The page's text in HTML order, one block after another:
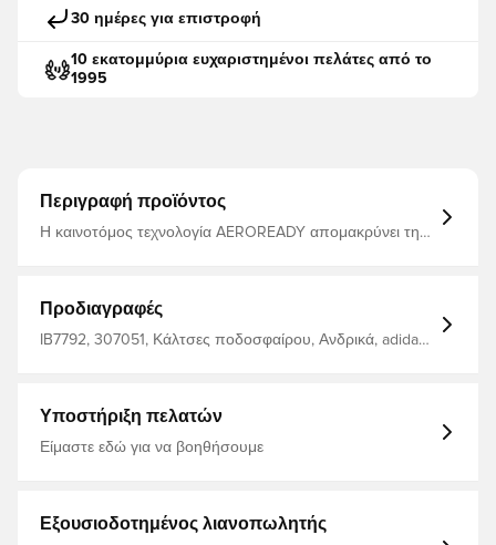
30 ημέρες για επιστροφή
10 εκατομμύρια ευχαριστημένοι πελάτες από το
1995
Περιγραφή προϊόντος
Η καινοτόμος τεχνολογία AEROREADY απομακρύνει την
ελαστάνη.
Προδιαγραφές
IB7792, 307051, Κάλτσες ποδοσφαίρου, Ανδρικά, adidas,
Υποστήριξη πελατών
Είμαστε εδώ για να βοηθήσουμε
Εξουσιοδοτημένος λιανοπωλητής